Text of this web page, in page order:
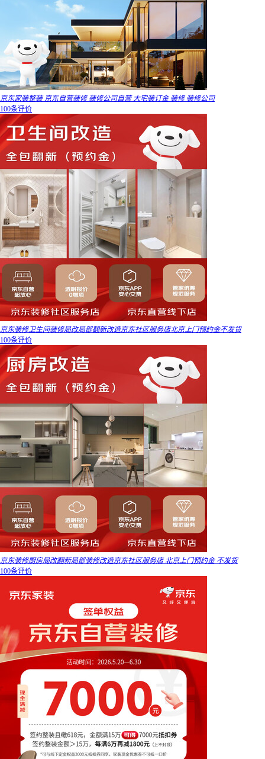
京东家装整装 京东自营装修 装修公司自营 大宅装订金 装修 装修公司
100条评价
京东装修卫生间装修局改局部翻新改造京东社区服务店北京上门预约金不发货
100条评价
京东装修厨房局改翻新局部装修改造京东社区服务店 北京上门预约金 不发货
100条评价